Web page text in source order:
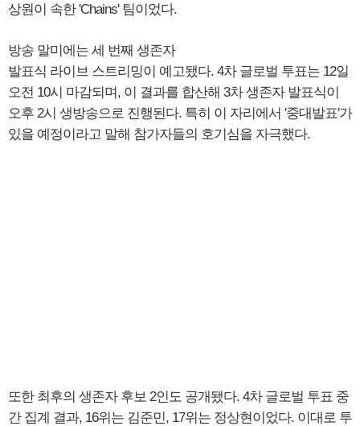
상원이 속한 'Chains' 팀이었다.
방송 말미에는 세 번째 생존자
발표식 라이브 스트리밍이 예고됐다. 4차 글로벌 투표는 12일
오전 10시 마감되며, 이 결과를 합산해 3차 생존자 발표식이
오후 2시 생방송으로 진행된다. 특히 이 자리에서 '중대발표'가
있을 예정이라고 말해 참가자들의 호기심을 자극했다.
또한 최후의 생존자 후보 2인도 공개됐다. 4차 글로벌 투표 중
간 집계 결과, 16위는 김준민, 17위는 정상현이었다. 이대로 투